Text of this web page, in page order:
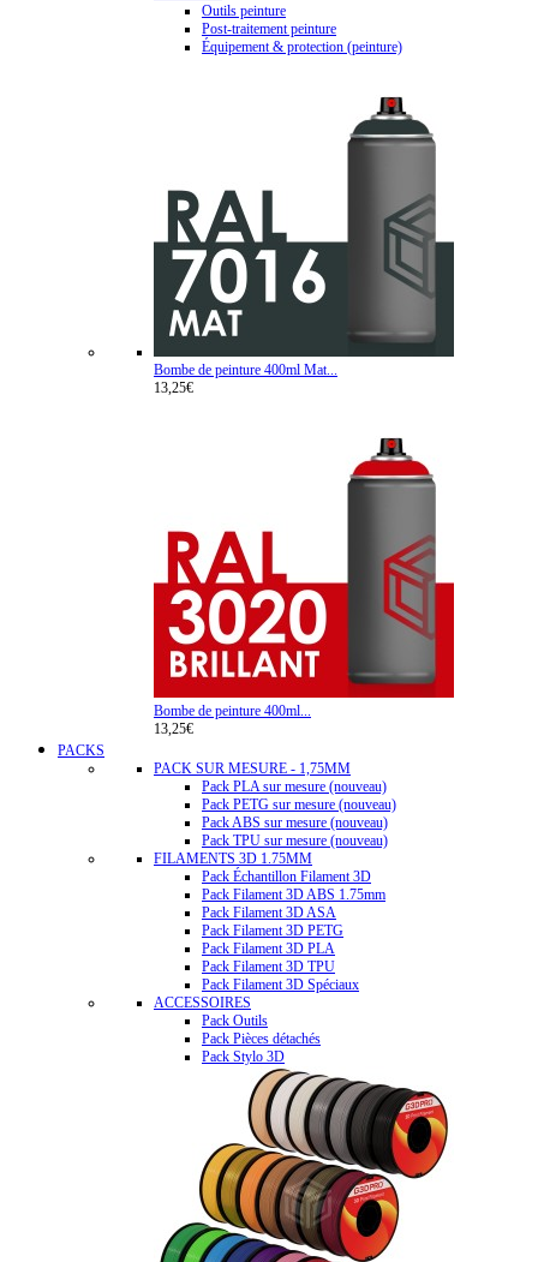
Outils peinture
Post-traitement peinture
Équipement & protection (peinture)
Bombe de peinture 400ml Mat...
13,25€
Bombe de peinture 400ml...
13,25€
PACKS
PACK SUR MESURE - 1,75MM
Pack PLA sur mesure (nouveau)
Pack PETG sur mesure (nouveau)
Pack ABS sur mesure (nouveau)
Pack TPU sur mesure (nouveau)
FILAMENTS 3D 1.75MM
Pack Échantillon Filament 3D
Pack Filament 3D ABS 1.75mm
Pack Filament 3D ASA
Pack Filament 3D PETG
Pack Filament 3D PLA
Pack Filament 3D TPU
Pack Filament 3D Spéciaux
ACCESSOIRES
Pack Outils
Pack Pièces détachés
Pack Stylo 3D